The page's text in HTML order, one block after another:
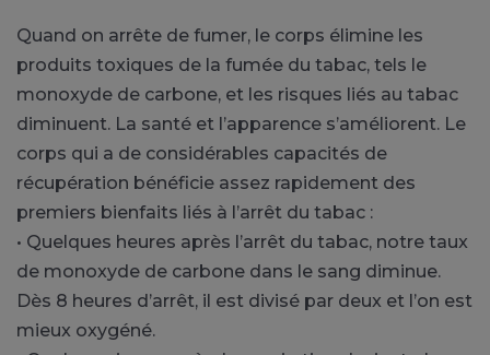
Quand on arrête de fumer, le corps élimine les
produits toxiques de la fumée du tabac, tels le
monoxyde de carbone, et les risques liés au tabac
diminuent. La santé et l’apparence s’améliorent. Le
corps qui a de considérables capacités de
récupération bénéficie assez rapidement des
premiers bienfaits liés à l’arrêt du tabac :
• Quelques heures après l’arrêt du tabac, notre taux
de monoxyde de carbone dans le sang diminue.
Dès 8 heures d’arrêt, il est divisé par deux et l’on est
mieux oxygéné.